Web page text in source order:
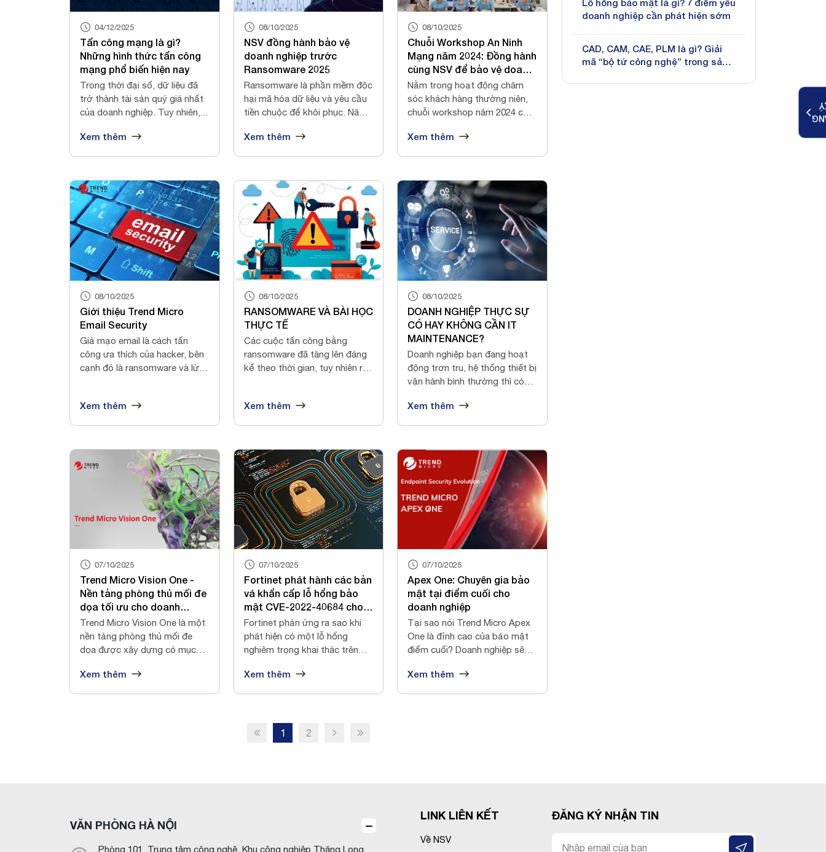
04/12/2025
Tấn công mạng là gì?
Những hình thức tấn công
mạng phổ biến hiện nay
Trong thời đại số, dữ liệu đã
trở thành tài sản quý giá nhất
của doanh nghiệp. Tuy nhiên,...
Xem thêm
08/10/2025
NSV đồng hành bảo vệ
doanh nghiệp trước
Ransomware 2025
Ransomware là phần mềm độc
hại mã hóa dữ liệu và yêu cầu
tiền chuộc để khôi phục. Năm
Xem thêm
08/10/2025
Chuỗi Workshop An Ninh
Mạng năm 2024: Đồng hành
cùng NSV để bảo vệ doanh
nghiệp
Nằm trong hoạt động chăm
sóc khách hàng thường niên,
chuỗi workshop năm 2024 của
Xem thêm
08/10/2025
Giới thiệu Trend Micro
Email Security
Giả mạo email là cách tấn
công ưa thích của hacker, bên
cạnh đó là ransomware và lừa
Xem thêm
08/10/2025
RANSOMWARE VÀ BÀI HỌC
THỰC TẾ
Các cuộc tấn công bằng
ransomware đã tăng lên đáng
kể theo thời gian, tuy nhiên rất
Xem thêm
08/10/2025
DOANH NGHIỆP THỰC SỰ
CÓ HAY KHÔNG CẦN IT
MAINTENANCE?
Doanh nghiệp bạn đang hoạt
động trơn tru, hệ thống thiết bị
vận hành bình thường thì có
Xem thêm
07/10/2025
Trend Micro Vision One -
Nền tảng phòng thủ mối đe
dọa tối ưu cho doanh
nghiệp
Trend Micro Vision One là một
nền tảng phòng thủ mối đe
dọa được xây dựng có mục
Xem thêm
07/10/2025
Fortinet phát hành các bản
vá khẩn cấp lỗ hổng bảo
mật CVE-2022-40684 cho
các thiết bị tường lửa
Fortigate
Fortinet phản ứng ra sao khi
phát hiện có một lỗ hổng
nghiêm trọng khai thác trên
Xem thêm
07/10/2025
Apex One: Chuyên gia bảo
mật tại điểm cuối cho
doanh nghiệp
Tại sao nói Trend Micro Apex
One là đỉnh cao của bảo mật
điểm cuối? Doanh nghiệp sẽ
Xem thêm
1 2
Lỗ hổng bảo mật là gì? 7 điểm yếu
doanh nghiệp cần phát hiện sớm
CAD, CAM, CAE, PLM là gì? Giải
mã “bộ tứ công nghệ” trong sản
VĂN PHÒNG HÀ NỘI
Phòng 101, Trung tâm công nghệ, Khu công nghiệp Thăng Long,
LINK LIÊN KẾT
Về NSV
ĐĂNG KÝ NHẬN TIN